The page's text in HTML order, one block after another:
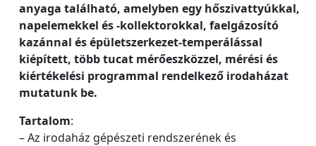
anyaga található, amelyben egy hőszivattyúkkal,
napelemekkel és -kollektorokkal, faelgázosító
kazánnal és épületszerkezet-temperálással
kiépített, több tucat mérőeszközzel, mérési és
kiértékelési programmal rendelkező irodaházat
mutatunk be.
Tartalom:
– Az irodaház gépészeti rendszerének és